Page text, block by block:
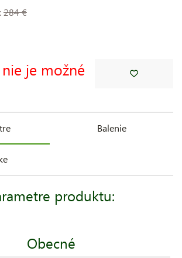
284 €
je možné
Balenie
produktu:
Obecné